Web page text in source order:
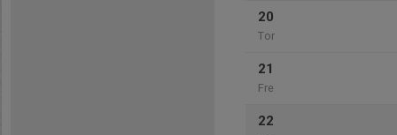
20
Tor
21
Fre
22